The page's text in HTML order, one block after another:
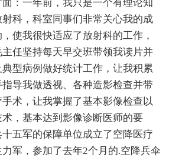
：一年前，我只是一个有理论知
科，科室同事们非常关心我的成
使我很快适应了放射科的工作，
任坚持每天早交班带领我读片并
型病例做好统计工作，让我积累
导我做透视、各种造影检查并带
术，让我掌握了基本影像检查以
，基本达到影像诊断医师的要
五军的保障单位成立了空降医疗
军，参加了去年2个月的.空降兵伞